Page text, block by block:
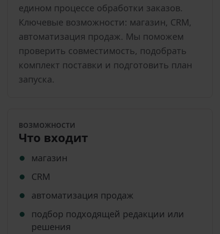
едином процессе обработки заказов.
Ключевые возможности: магазин, CRM,
автоматизация продаж. Мы поможем
проверить совместимость, подобрать
комплект поставки и подготовить план
запуска.
ВОЗМОЖНОСТИ
Что входит
магазин
CRM
автоматизация продаж
подбор подходящей редакции или
решения